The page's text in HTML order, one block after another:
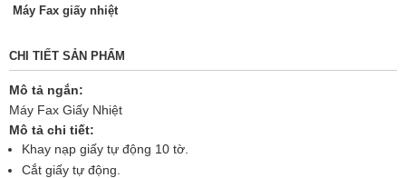
Máy Fax giấy nhiệt
CHI TIẾT SẢN PHẨM
Mô tả ngắn:
Máy Fax Giấy Nhiệt
Mô tả chi tiết:
Khay nạp giấy tự động 10 tờ.
Cắt giấy tự động.